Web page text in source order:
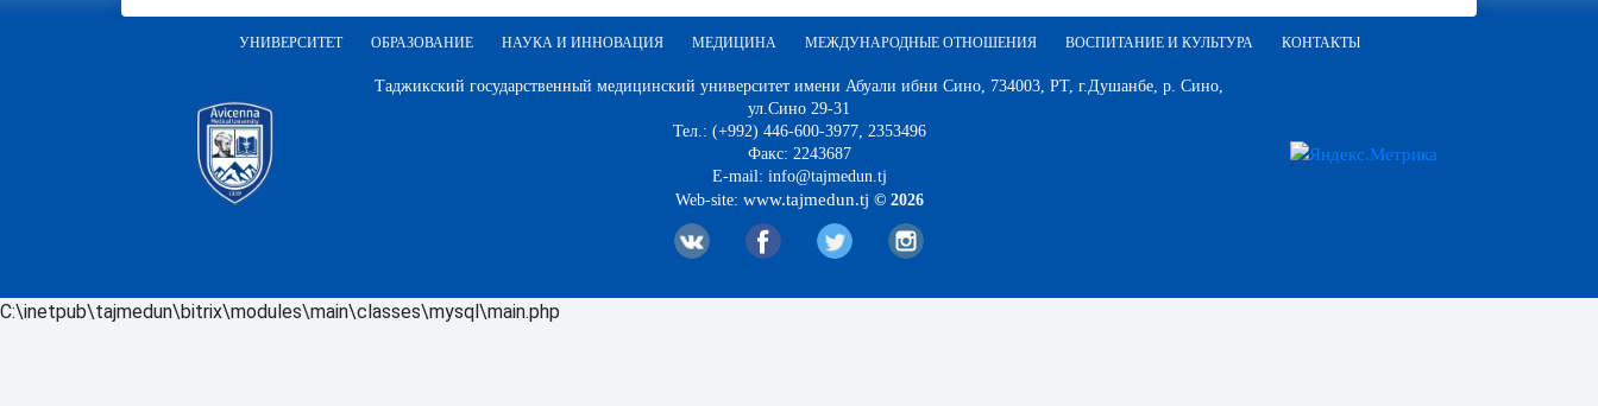
УНИВЕРСИТЕТ ОБРАЗОВАНИЕ НАУКА И ИННОВАЦИЯ МЕДИЦИНА МЕЖДУНАРОДНЫЕ ОТНОШЕНИЯ ВОСПИТАНИЕ И КУЛЬТУРА КОНТАКТЫ
Таджикский государственный медицинский университет имени Абуали ибни Сино, 734003, РТ, г.Душанбе, р. Сино,
ул.Сино 29-31
Тел.: (+992) 446-600-3977, 2353496
Факс: 2243687
E-mail: info@tajmedun.tj
Web-site: www.tajmedun.tj © 2026
C:\inetpub\tajmedun\bitrix\modules\main\classes\mysql\main.php